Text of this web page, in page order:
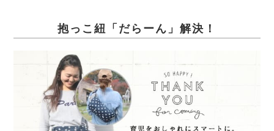
抱っこ紐「だらーん」解決！